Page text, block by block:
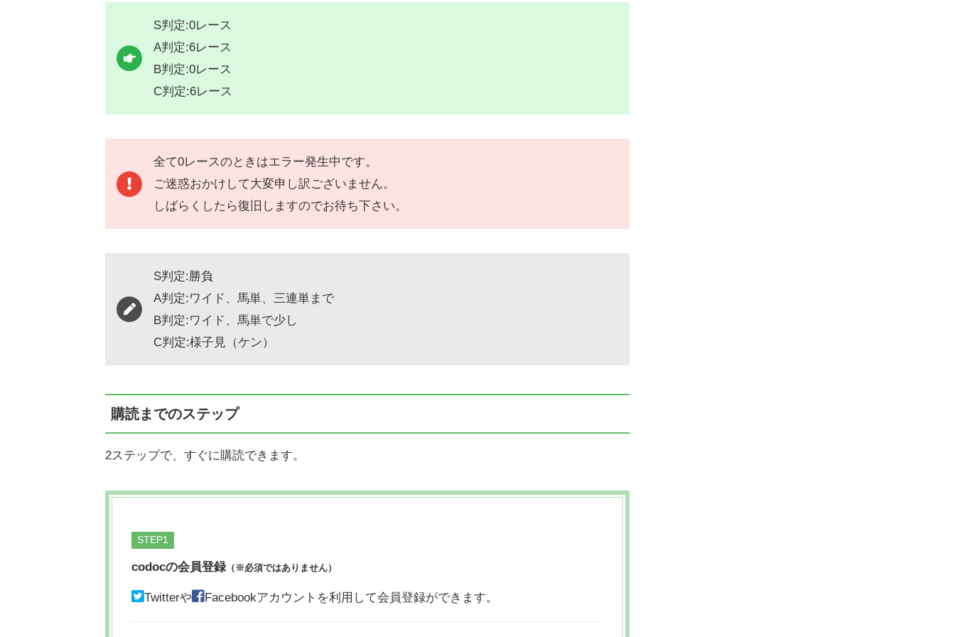
S判定:0レース
A判定:6レース
B判定:0レース
C判定:6レース
全て0レースのときはエラー発生中です。
ご迷惑おかけして大変申し訳ございません。
しばらくしたら復旧しますのでお待ち下さい。
S判定:勝負
A判定:ワイド、馬単、三連単まで
B判定:ワイド、馬単で少し
C判定:様子見（ケン）
購読までのステップ
2ステップで、すぐに購読できます。
STEP
codocの会員登録（※必須ではありません）
Twitterや Facebookアカウントを利用して会員登録ができます。